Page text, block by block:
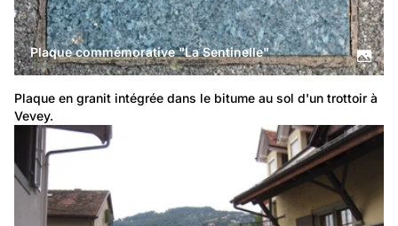
Plaque commémorative "La Sentinelle"
Plaque en granit intégrée dans le bitume au sol d'un trottoir à
Vevey.